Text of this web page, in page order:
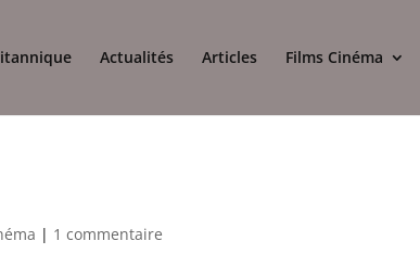
Actualités Articles Films Cinéma
| 1 commentaire